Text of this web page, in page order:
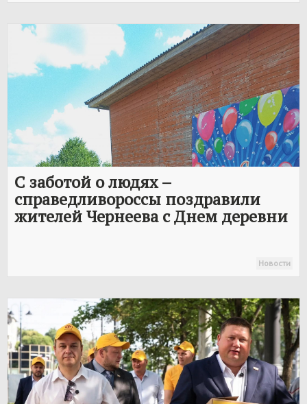
С заботой о людях –
справедливороссы поздравили
жителей Чернеева с Днем деревни
Новости